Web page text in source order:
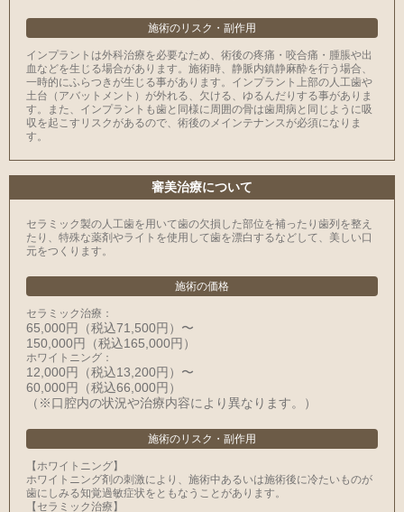
施術のリスク・副作用
インプラントは外科治療を必要なため、術後の疼痛・咬合痛・腫脹や出
血などを生じる場合があります。施術時、静脈内鎮静麻酔を行う場合、
一時的にふらつきが生じる事があります。インプラント上部の人工歯や
土台（アバットメント）が外れる、欠ける、ゆるんだりする事がありま
す。また、インプラントも歯と同様に周囲の骨は歯周病と同じように吸
収を起こすリスクがあるので、術後のメインテナンスが必須になりま
す。
審美治療について
セラミック製の⼈⼯⻭を⽤いて⻭の⽋損した部位を補ったり⻭列を整え
たり、特殊な薬剤やライトを使⽤して⻭を漂⽩するなどして、美しい⼝
元をつくります。
施術の価格
セラミック治療：
65,000円（税込71,500円）〜
150,000円（税込165,000円）
ホワイトニング：
12,000円（税込13,200円）〜
60,000円（税込66,000円）
（※⼝腔内の状況や治療内容により異なります。）
施術のリスク・副作用
【ホワイトニング】
ホワイトニング剤の刺激により、施術中あるいは施術後に冷たいものが
⻭にしみる知覚過敏症状をともなうことがあります。
【セラミック治療】